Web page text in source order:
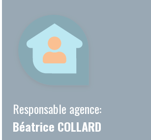
Responsable agence:
Béatrice COLLARD
l'agence Amicial de Saint
Etienne se tient à votre